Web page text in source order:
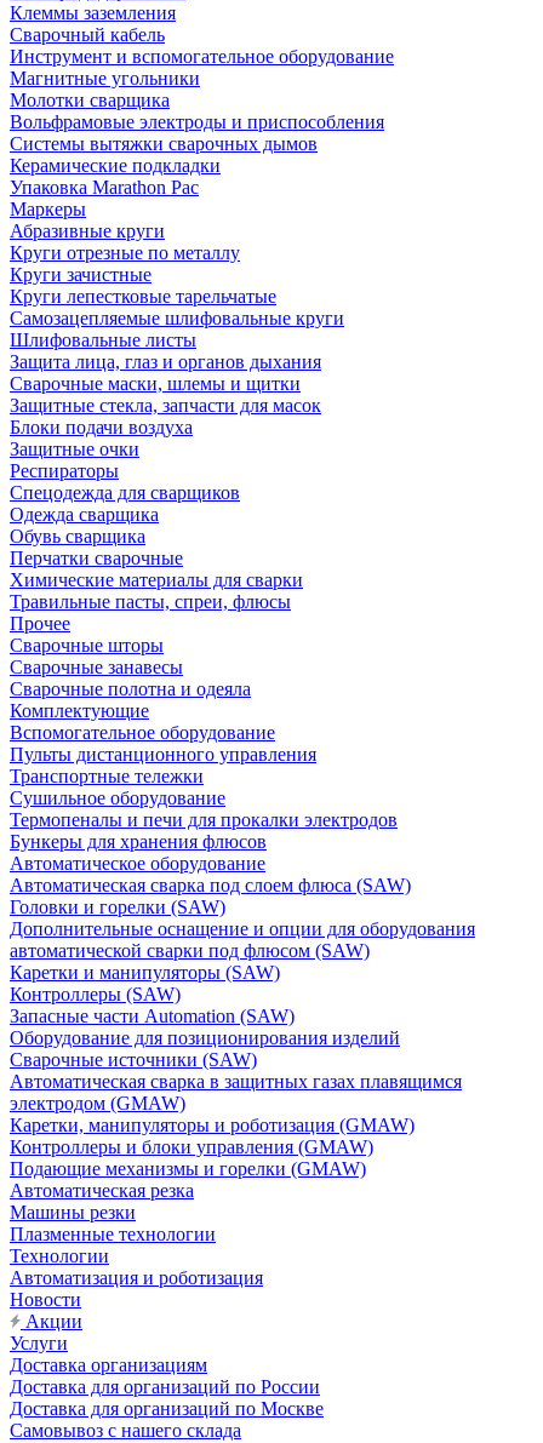
Клеммы заземления
Сварочный кабель
Инструмент и вспомогательное оборудование
Магнитные угольники
Молотки сварщика
Вольфрамовые электроды и приспособления
Системы вытяжки сварочных дымов
Керамические подкладки
Упаковка Marathon Pac
Маркеры
Абразивные круги
Круги отрезные по металлу
Круги зачистные
Круги лепестковые тарельчатые
Самозацепляемые шлифовальные круги
Шлифовальные листы
Защита лица, глаз и органов дыхания
Сварочные маски, шлемы и щитки
Защитные стекла, запчасти для масок
Блоки подачи воздуха
Защитные очки
Респираторы
Спецодежда для сварщиков
Одежда сварщика
Обувь сварщика
Перчатки сварочные
Химические материалы для сварки
Травильные пасты, спреи, флюсы
Прочее
Сварочные шторы
Сварочные занавесы
Сварочные полотна и одеяла
Комплектующие
Вспомогательное оборудование
Пульты дистанционного управления
Транспортные тележки
Сушильное оборудование
Термопеналы и печи для прокалки электродов
Бункеры для хранения флюсов
Автоматическое оборудование
Автоматическая сварка под слоем флюса (SAW)
Головки и горелки (SAW)
Дополнительные оснащение и опции для оборудования
автоматической сварки под флюсом (SAW)
Каретки и манипуляторы (SAW)
Контроллеры (SAW)
Запасные части Automation (SAW)
Оборудование для позиционирования изделий
Сварочные источники (SAW)
Автоматическая сварка в защитных газах плавящимся
электродом (GMAW)
Каретки, манипуляторы и роботизация (GMAW)
Контроллеры и блоки управления (GMAW)
Подающие механизмы и горелки (GMAW)
Автоматическая резка
Машины резки
Плазменные технологии
Технологии
Автоматизация и роботизация
Новости
Акции
Услуги
Доставка организациям
Доставка для организаций по России
Доставка для организаций по Москве
Самовывоз с нашего склада